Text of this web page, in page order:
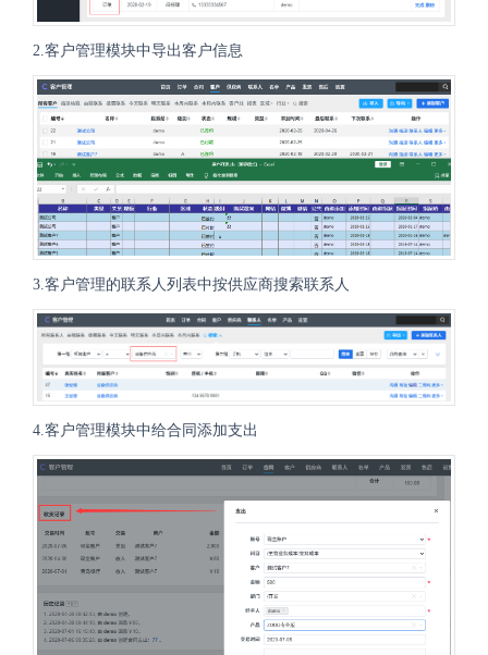
2.客户管理模块中导出客户信息
3.客户管理的联系人列表中按供应商搜索联系人
4.客户管理模块中给合同添加支出